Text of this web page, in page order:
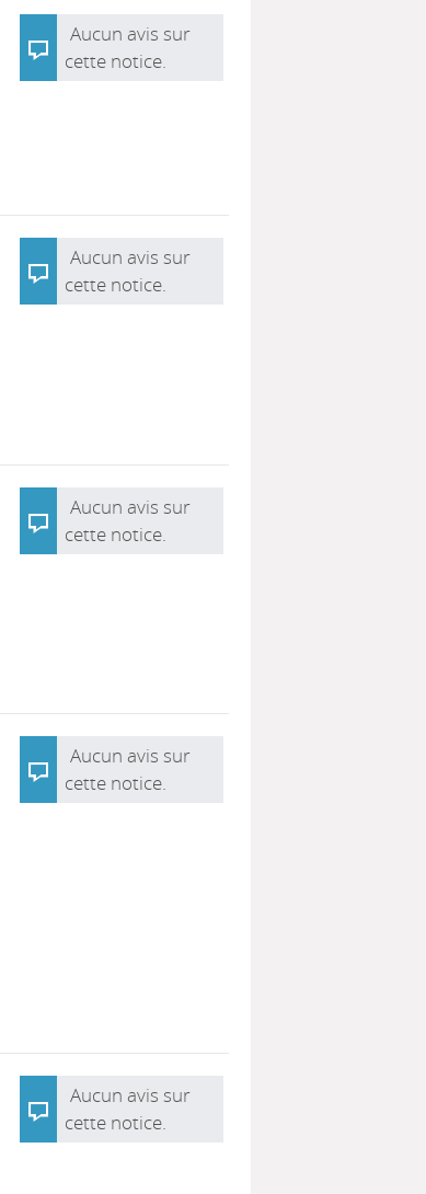
Aucun avis sur
cette notice.
Aucun avis sur
cette notice.
Aucun avis sur
cette notice.
Aucun avis sur
cette notice.
Aucun avis sur
cette notice.